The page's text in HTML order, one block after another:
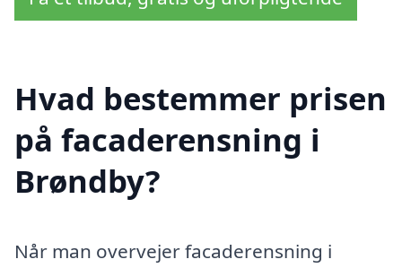
Hvad bestemmer prisen
på facaderensning i
Brøndby?
Når man overvejer facaderensning i